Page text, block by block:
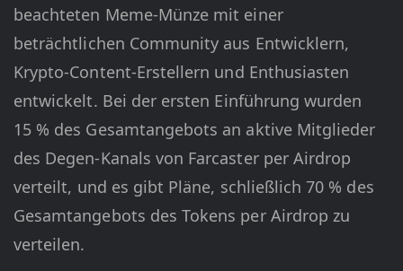
beachteten Meme-Münze mit einer
beträchtlichen Community aus Entwicklern,
Krypto-Content-Erstellern und Enthusiasten
entwickelt. Bei der ersten Einführung wurden
15 % des Gesamtangebots an aktive Mitglieder
des Degen-Kanals von Farcaster per Airdrop
verteilt, und es gibt Pläne, schließlich 70 % des
Gesamtangebots des Tokens per Airdrop zu
verteilen.